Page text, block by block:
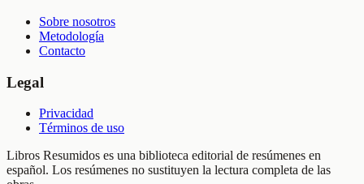
Sobre nosotros
Metodología
Contacto
Legal
Privacidad
Términos de uso
Libros Resumidos es una biblioteca editorial de resúmenes en
español. Los resúmenes no sustituyen la lectura completa de las